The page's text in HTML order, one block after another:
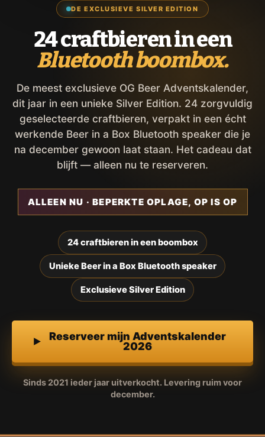
DE EXCLUSIEVE SILVER EDITION
24 craftbieren in een
Bluetooth boombox.
De meest exclusieve OG Beer Adventskalender,
dit jaar in een unieke Silver Edition. 24 zorgvuldig
geselecteerde craftbieren, verpakt in een écht
werkende Beer in a Box Bluetooth speaker die je
na december gewoon laat staan. Het cadeau dat
blijft — alleen nu te reserveren.
ALLEEN NU · BEPERKTE OPLAGE, OP IS OP
24 craftbieren in een boombox
Unieke Beer in a Box Bluetooth speaker
Exclusieve Silver Edition
Reserveer mijn Adventskalender
2026
Sinds 2021 ieder jaar uitverkocht. Levering ruim voor
december.